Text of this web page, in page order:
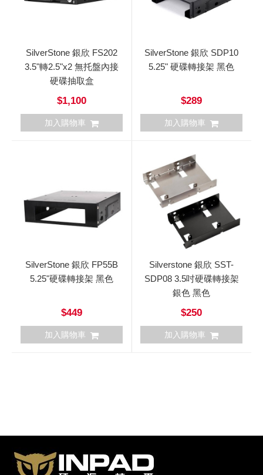
SilverStone 銀欣 FS202
3.5"轉2.5"x2 無托盤內接
硬碟抽取盒
$1,100
加入購物車
SilverStone 銀欣 SDP10
5.25" 硬碟轉接架 黑色
$289
加入購物車
SilverStone 銀欣 FP55B
5.25"硬碟轉接架 黑色
$449
加入購物車
Silverstone 銀欣 SST-
SDP08 3.5吋硬碟轉接架
銀色 黑色
$250
加入購物車